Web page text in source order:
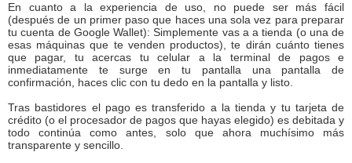
En cuanto a la experiencia de uso, no puede ser más fácil
(después de un primer paso que haces una sola vez para preparar
tu cuenta de Google Wallet): Simplemente vas a a tienda (o una de
esas máquinas que te venden productos), te dirán cuánto tienes
que pagar, tu acercas tu celular a la terminal de pagos e
inmediatamente te surge en tu pantalla una pantalla de
confirmación, haces clic con tu dedo en la pantalla y listo.
Tras bastidores el pago es transferido a la tienda y tu tarjeta de
crédito (o el procesador de pagos que hayas elegido) es debitada y
todo continúa como antes, solo que ahora muchísimo más
transparente y sencillo.